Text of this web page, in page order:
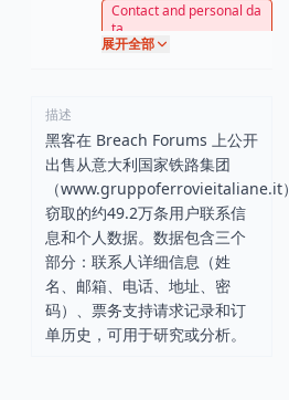
Contact and personal da
ta
展开全部
描述
黑客在 Breach Forums 上公开
出售从意大利国家铁路集团
（www.gruppoferrovieitaliane.it）
窃取的约49.2万条用户联系信
息和个人数据。数据包含三个
部分：联系人详细信息（姓
名、邮箱、电话、地址、密
码）、票务支持请求记录和订
单历史，可用于研究或分析。